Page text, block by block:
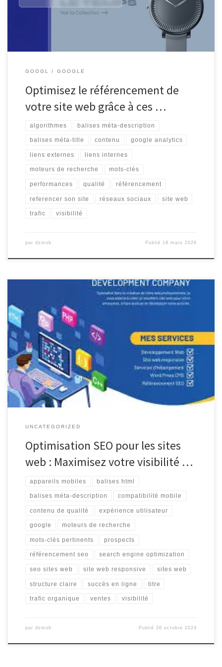
pour référencer votre site de manière efficace : Choisissez des
mots-clés pertinents Identifiez les […]
GOOGL GOOGLE
Optimisez le référencement de
votre site web grâce à ces …
algorithmes balises méta-description
balises méta-title contenu google analytics
liens externes liens internes
moteurs de recherche mots-clés
performances qualité référencement
referencer son site réseaux sociaux site web
trafic visibilité
par dzmob Publié 18 mars 2026
Le référencement SEO des sites web est un élément essentiel
pour assurer leur visibilité et leur succès en ligne. En effet, le SEO,
ou Search Engine Optimization, consiste à optimiser un site web
afin qu’il soit mieux classé dans les résultats des moteurs de
recherche tels que Google. Une bonne […]
UNCATEGORIZED
Optimisation SEO pour les sites
web : Maximisez votre visibilité …
appareils mobiles balises html
balises méta-description compatibilité mobile
contenu de qualité expérience utilisateur
google moteurs de recherche
mots-clés pertinents prospects
référencement seo search engine optimization
seo sites web site web responsive sites web
structure claire succès en ligne titre
trafic organique ventes visibilité
par dzmob Publié 26 octobre 2024